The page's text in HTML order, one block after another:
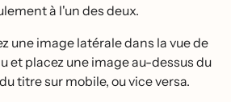
à l'un des deux.
une image latérale dans la vue de
et placez une image au-dessus du
titre sur mobile, ou vice versa.